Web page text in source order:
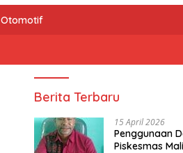
Otomotif
Berita Terbaru
15 April 2026
Penggunaan
Piskesmas